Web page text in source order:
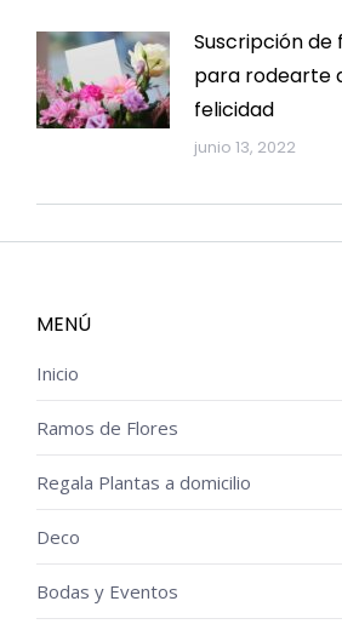
Suscripción de
para rodearte
felicidad
junio 13, 2022
MENÚ
Inicio
Ramos de Flores
Regala Plantas a domicilio
Deco
Bodas y Eventos